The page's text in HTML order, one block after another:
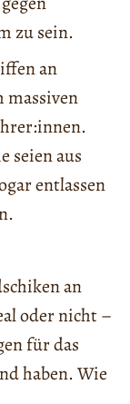
zu sein.
an
massiven
seien aus
entlassen
an
oder nicht –
für das
haben. Wie